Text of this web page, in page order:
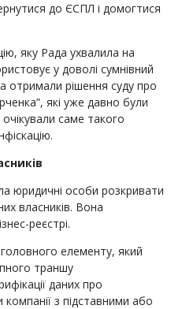
до ЄСПЛ і домогтися
яку Рада ухвалила на
у доволі сумнівний
отримали рішення суду про
які уже давно були
саме такого
юридичні особи розкривати
власників. Вона
реєстрі.
головного елементу, який
траншу
даних про
компанії з підставними або